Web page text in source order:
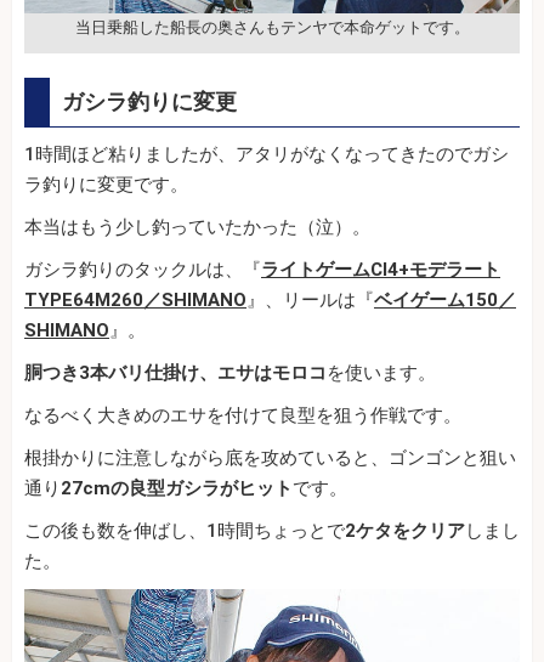
当日乗船した船長の奥さんもテンヤで本命ゲットです。
ガシラ釣りに変更
1時間ほど粘りましたが、アタリがなくなってきたのでガシ
ラ釣りに変更です。
本当はもう少し釣っていたかった（泣）。
ガシラ釣りのタックルは、『ライトゲームCI4+モデラート
TYPE64M260／SHIMANO』、リールは『ベイゲーム150／
SHIMANO』。
胴つき3本バリ仕掛け、エサはモロコ を使います。
なるべく大きめのエサを付けて良型を狙う作戦です。
根掛かりに注意しながら底を攻めていると、ゴンゴンと狙い
通り 27cmの良型ガシラがヒット です。
この後も数を伸ばし、1時間ちょっとで2ケタをクリアしまし
た。